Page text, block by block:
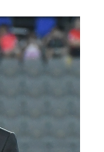
'해남 파인비치 개최' BMW 레이디스 챔피언십, 얼리…
이대휘, 오프더레코드 전속계약…워너원 재환과 다시 한솥…